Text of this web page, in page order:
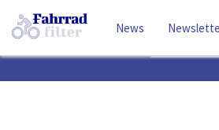
News